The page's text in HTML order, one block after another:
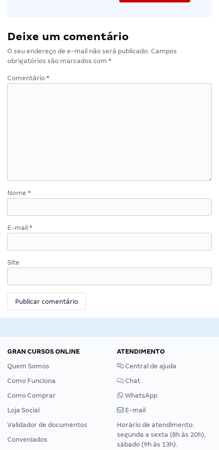
Deixe um comentário
O seu endereço de e-mail não será publicado. Campos
obrigatórios são marcados com *
Comentário *
Nome *
E-mail *
Site
GRAN CURSOS ONLINE
Quem Somos
Como Funciona
Como Comprar
Loja Social
Validador de documentos
Conveniados
ATENDIMENTO
Central de ajuda
Chat
WhatsApp
E-mail
Horário de atendimento:
segunda a sexta (8h às 20h),
sábado (9h às 13h).